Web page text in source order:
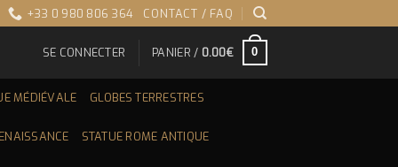
+33 0 980 806 364 CONTACT / FAQ
SE CONNECTER PANIER / 0.00€ 0
MÉDIÉVALE GLOBES TERRESTRES
STATUE ROME ANTIQUE